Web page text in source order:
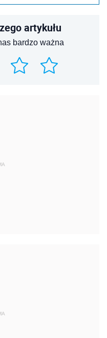
artykułu
bardzo ważna